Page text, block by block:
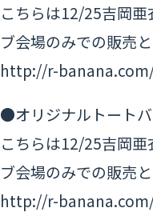
こちらは12/25吉岡亜
ブ会場のみでの販売と
http://r-
●オリジナルトート
こちらは12/25吉岡亜
ブ会場のみでの販売と
http://r-